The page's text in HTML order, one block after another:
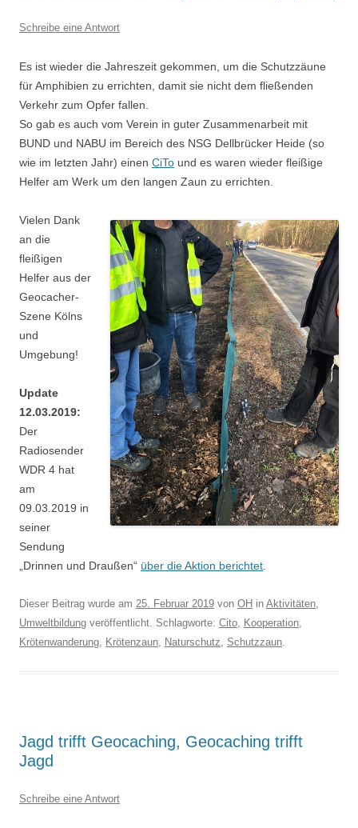
Schreibe eine Antwort
Es ist wieder die Jahreszeit gekommen, um die Schutzzäune
für Amphibien zu errichten, damit sie nicht dem fließenden
Verkehr zum Opfer fallen.
So gab es auch vom Verein in guter Zusammenarbeit mit
BUND und NABU im Bereich des NSG Dellbrücker Heide (so
wie im letzten Jahr) einen CiTo und es waren wieder fleißige
Helfer am Werk um den langen Zaun zu errichten.
Vielen Dank
an die
fleißigen
Helfer aus der
Geocacher-
Szene Kölns
und
Umgebung!
Update
12.03.2019:
Der
Radiosender
WDR 4 hat
am
09.03.2019 in
seiner
Sendung
„Drinnen und Draußen“ über die Aktion berichtet.
Dieser Beitrag wurde am 25. Februar 2019 von OH in Aktivitäten,
Umweltbildung veröffentlicht. Schlagworte: Cito, Kooperation,
Krötenwanderung, Krötenzaun, Naturschutz, Schutzzaun.
Jagd trifft Geocaching, Geocaching trifft
Jagd
Schreibe eine Antwort